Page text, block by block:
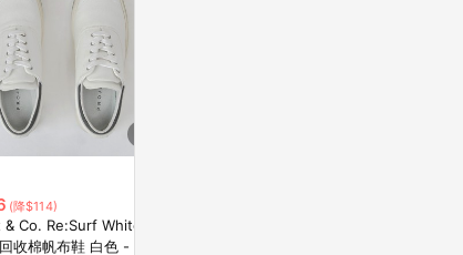
(降$114)
Co. Re:Surf White G
收棉帆布鞋 白色 - 白